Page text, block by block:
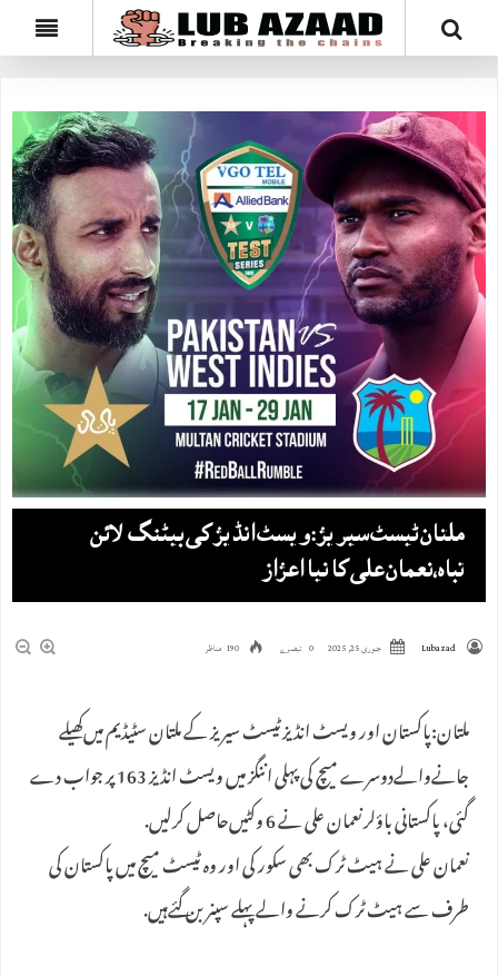
ملتان ٹیسٹ سیریز:ویسٹ انڈیز کی بیٹنگ لائن
تباہ،نعمان علی کا نیا اعزاز
Lubazad جنوری 25, 2025 0 تبصرے 190 مناظر
ملتان:پاکستان اور ویسٹ انڈیزٹیسٹ سیریز کے ملتان سٹیڈیم میں‌کھیلے
جانےوالےدوسرے میچ کی پہلی اننگز میں ویسٹ انڈیز 163 پر جواب دے
گئی، پاکستانی باؤلرنعمان علی نے 6 وکٹیں‌حاصل کرلیں.
نعمان علی نے ہیٹ ٹرک بھی سکور کی اور وہ ٹیسٹ میچ میں پاکستان کی
طرف سے ہیٹ ٹرک کرنے والے پہلے سپنر بن گئےہیں.